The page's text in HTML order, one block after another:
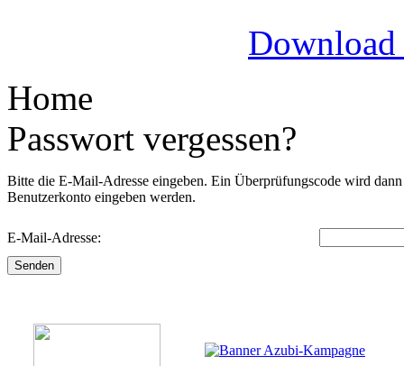
Download
Home
Passwort vergessen?
Bitte die E-Mail-Adresse eingeben. Ein Überprüfungscode wird
Benutzerkonto eingeben werden.
E-Mail-Adresse:
Senden